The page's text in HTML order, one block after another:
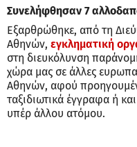
Συνελήφθησαν 7
Εξαρθρώθηκε, από τη
Αθηνών, εγκληματική
στη διευκόλυνση
χώρα μας σε άλλες
Αθηνών, αφού
ταξιδιωτικά έγγραφα ή
υπέρ άλλου ατόμου.